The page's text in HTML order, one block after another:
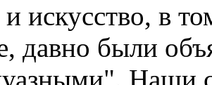
искусство, в
давно были